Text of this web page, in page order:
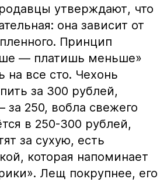
утверждают, что
она зависит от
Принцип
— платишь меньше»
на все сто. Чехонь
за 300 рублей,
за 250, вобла свежего
в 250-300 рублей,
за сухую, есть
которая напоминает
Лещ покрупнее, его